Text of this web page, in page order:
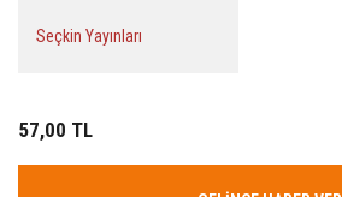
Seçkin Yayınları
57,00 TL